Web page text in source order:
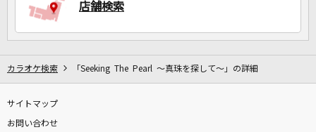
店舗検索
カラオケ検索 「Seeking The Pearl ～真珠を探して～」の詳細
サイトマップ
お問い合わせ